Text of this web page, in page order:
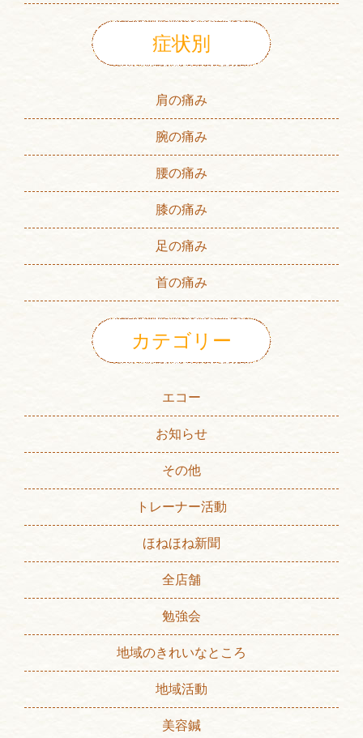
症状別
肩の痛み
腕の痛み
腰の痛み
膝の痛み
足の痛み
首の痛み
カテゴリー
エコー
お知らせ
その他
トレーナー活動
ほねほね新聞
全店舗
勉強会
地域のきれいなところ
地域活動
美容鍼